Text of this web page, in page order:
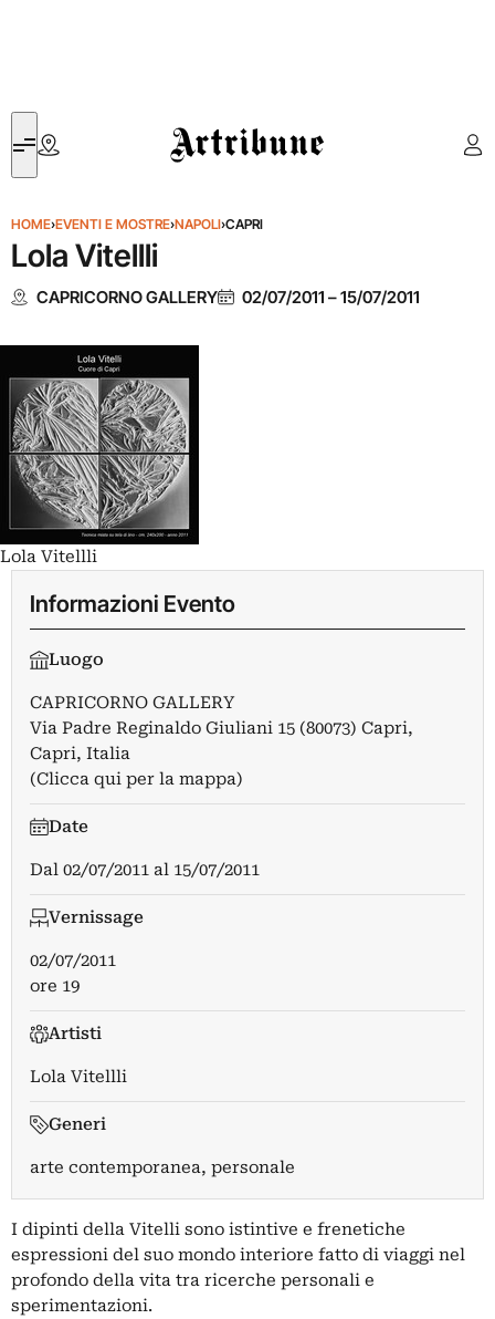
Artribune
HOME›EVENTI E MOSTRE›NAPOLI›CAPRI
Lola Vitellli
CAPRICORNO GALLERY 02/07/2011 –15/07/2011
Lola Vitellli
Informazioni Evento
Luogo
CAPRICORNO GALLERY
Via Padre Reginaldo Giuliani 15 (80073) Capri,
Capri, Italia
(Clicca qui per la mappa)
Date
Dal 02/07/2011 al 15/07/2011
Vernissage
02/07/2011
ore 19
Artisti
Lola Vitellli
Generi
arte contemporanea, personale
I dipinti della Vitelli sono istintive e frenetiche
espressioni del suo mondo interiore fatto di viaggi nel
profondo della vita tra ricerche personali e
sperimentazioni.